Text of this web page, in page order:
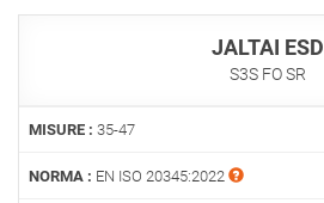
JALTAI ESD
S3S FO SR
MISURE : 35-47
NORMA : EN ISO 20345:2022